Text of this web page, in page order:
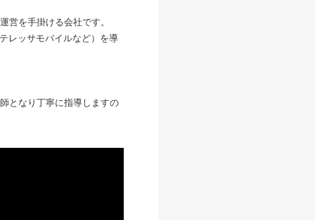
営を手掛ける会社です。
レッサモバイルなど）を導
となり丁寧に指導しますの